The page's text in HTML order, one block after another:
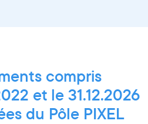
compris
et le 31.12.2026
du Pôle PIXEL